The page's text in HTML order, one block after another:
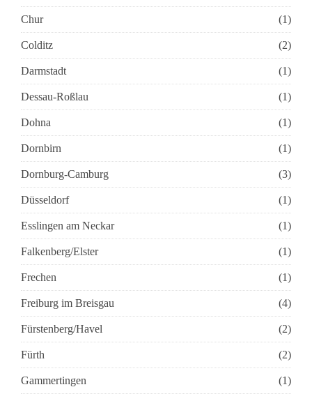
Chur (1)
Colditz (2)
Darmstadt (1)
Dessau-Roßlau (1)
Dohna (1)
Dornbirn (1)
Dornburg-Camburg (3)
Düsseldorf (1)
Esslingen am Neckar (1)
Falkenberg/Elster (1)
Frechen (1)
Freiburg im Breisgau (4)
Fürstenberg/Havel (2)
Fürth (2)
Gammertingen (1)